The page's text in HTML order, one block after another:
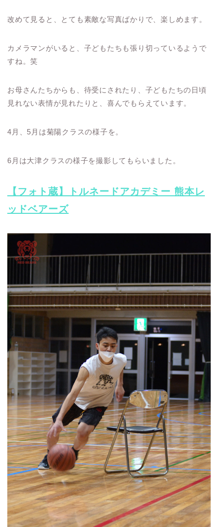
改めて見ると、とても素敵な写真ばかりで、楽しめます。
カメラマンがいると、子どもたちも張り切っているようで
すね。笑
お母さんたちからも、待受にされたり、子どもたちの日頃
見れない表情が見れたりと、喜んでもらえています。
4月、5月は菊陽クラスの様子を。
6月は大津クラスの様子を撮影してもらいました。
【フォト蔵】トルネードアカデミー 熊本レ
ッドベアーズ